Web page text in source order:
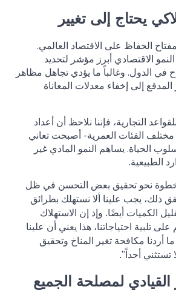
يحتاج إلى تغيير
الحفاظ على الاقتصاد العالمي.
الاقتصادي أبرز مؤشر لتحديد
في الدول. وغالباً ما يؤدي تجاهل مظاهر
إلى إخفاء معدلات المعاناة
التجارية، فإننا نلاحظ أن أعداد
الفئات العمرية- أصبحت تعاني
الحياة. يساهم النمو المادي غير
الطبيعية.
خطوة نحو تحقيق بعض التحسن في ظل
ذلك، يجب علينا ألا نستهلك بطرائق
الكميات أيضًا. وإذ إن الاستهلاك
على تلبية احتياجاتنا، هذا يعني أن علينا
ما أردنا مكافحة تغير المناخ وتحقيق
تستثني أحداً".
لمصلحة الجميع